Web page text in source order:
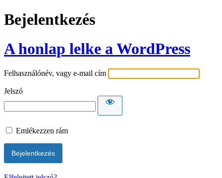
Bejelentkezés
A honlap lelke a WordPress
Felhasználónév, vagy e-mail cím
Jelszó
Emlékezzen rám